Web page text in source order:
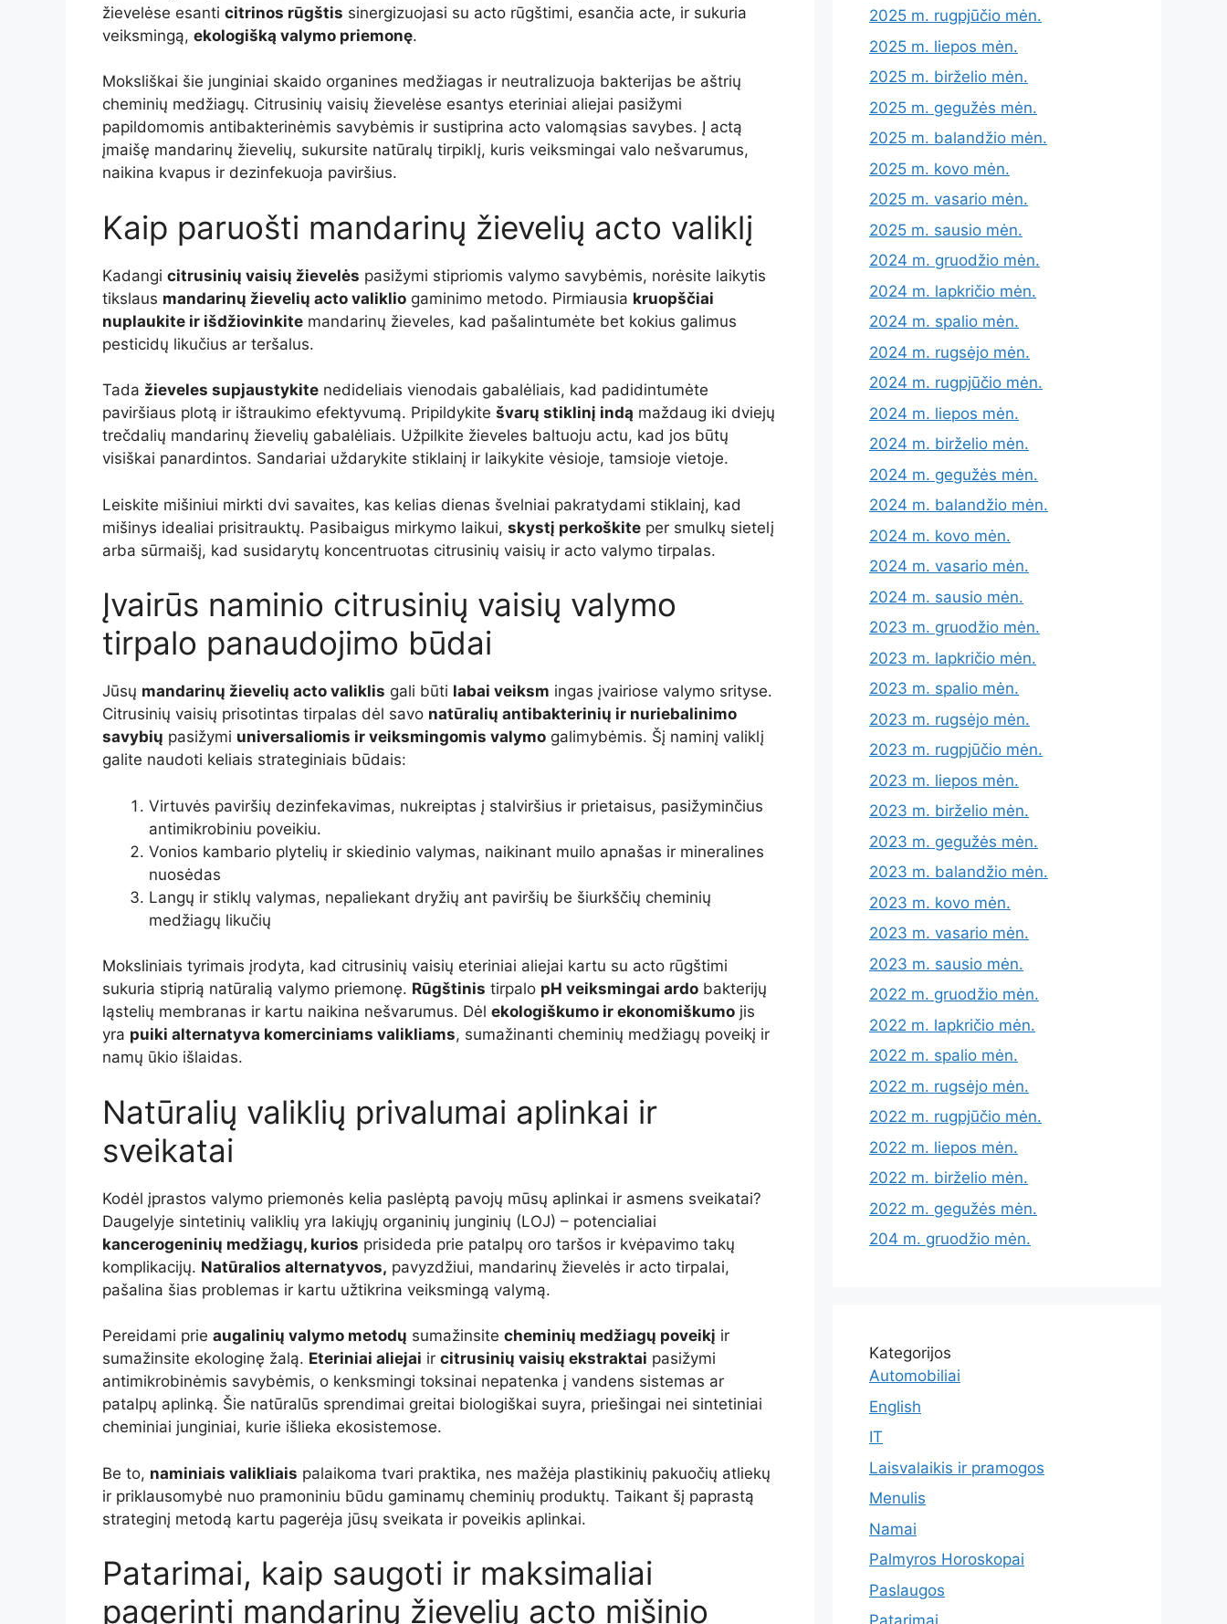
žievelėse esanti citrinos rūgštis sinergizuojasi su acto rūgštimi, esančia acte, ir sukuria
veiksmingą, ekologišką valymo priemonę.
Moksliškai šie junginiai skaido organines medžiagas ir neutralizuoja bakterijas be aštrių
cheminių medžiagų. Citrusinių vaisių žievelėse esantys eteriniai aliejai pasižymi
papildomomis antibakterinėmis savybėmis ir sustiprina acto valomąsias savybes. Į actą
įmaišę mandarinų žievelių, sukursite natūralų tirpiklį, kuris veiksmingai valo nešvarumus,
naikina kvapus ir dezinfekuoja paviršius.
Kaip paruošti mandarinų žievelių acto valiklį
Kadangi citrusinių vaisių žievelės pasižymi stipriomis valymo savybėmis, norėsite laikytis
tikslaus mandarinų žievelių acto valiklio gaminimo metodo. Pirmiausia kruopščiai
nuplaukite ir išdžiovinkite mandarinų žieveles, kad pašalintumėte bet kokius galimus
pesticidų likučius ar teršalus.
Tada žieveles supjaustykite nedideliais vienodais gabalėliais, kad padidintumėte
paviršiaus plotą ir ištraukimo efektyvumą. Pripildykite švarų stiklinį indą maždaug iki dviejų
trečdalių mandarinų žievelių gabalėliais. Užpilkite žieveles baltuoju actu, kad jos būtų
visiškai panardintos. Sandariai uždarykite stiklainį ir laikykite vėsioje, tamsioje vietoje.
Leiskite mišiniui mirkti dvi savaites, kas kelias dienas švelniai pakratydami stiklainį, kad
mišinys idealiai prisitrauktų. Pasibaigus mirkymo laikui, skystį perkoškite per smulkų sietelį
arba sūrmaišį, kad susidarytų koncentruotas citrusinių vaisių ir acto valymo tirpalas.
Įvairūs naminio citrusinių vaisių valymo
tirpalo panaudojimo būdai
Jūsų mandarinų žievelių acto valiklis gali būti labai veiksm ingas įvairiose valymo srityse.
Citrusinių vaisių prisotintas tirpalas dėl savo natūralių antibakterinių ir nuriebalinimo
savybių pasižymi universaliomis ir veiksmingomis valymo galimybėmis. Šį naminį valiklį
galite naudoti keliais strateginiais būdais:
Virtuvės paviršių dezinfekavimas, nukreiptas į stalviršius ir prietaisus, pasižyminčius
antimikrobiniu poveikiu.
Vonios kambario plytelių ir skiedinio valymas, naikinant muilo apnašas ir mineralines
nuosėdas
Langų ir stiklų valymas, nepaliekant dryžių ant paviršių be šiurkščių cheminių
medžiagų likučių
Moksliniais tyrimais įrodyta, kad citrusinių vaisių eteriniai aliejai kartu su acto rūgštimi
sukuria stiprią natūralią valymo priemonę. Rūgštinis tirpalo pH veiksmingai ardo bakterijų
ląstelių membranas ir kartu naikina nešvarumus. Dėl ekologiškumo ir ekonomiškumo jis
yra puiki alternatyva komerciniams valikliams, sumažinanti cheminių medžiagų poveikį ir
namų ūkio išlaidas.
Natūralių valiklių privalumai aplinkai ir
sveikatai
Kodėl įprastos valymo priemonės kelia paslėptą pavojų mūsų aplinkai ir asmens sveikatai?
Daugelyje sintetinių valiklių yra lakiųjų organinių junginių (LOJ) – potencialiai
kancerogeninių medžiagų, kurios prisideda prie patalpų oro taršos ir kvėpavimo takų
komplikacijų. Natūralios alternatyvos, pavyzdžiui, mandarinų žievelės ir acto tirpalai,
pašalina šias problemas ir kartu užtikrina veiksmingą valymą.
Pereidami prie augalinių valymo metodų sumažinsite cheminių medžiagų poveikį ir
sumažinsite ekologinę žalą. Eteriniai aliejai ir citrusinių vaisių ekstraktai pasižymi
antimikrobinėmis savybėmis, o kenksmingi toksinai nepatenka į vandens sistemas ar
patalpų aplinką. Šie natūralūs sprendimai greitai biologiškai suyra, priešingai nei sintetiniai
cheminiai junginiai, kurie išlieka ekosistemose.
Be to, naminiais valikliais palaikoma tvari praktika, nes mažėja plastikinių pakuočių atliekų
ir priklausomybė nuo pramoniniu būdu gaminamų cheminių produktų. Taikant šį paprastą
strateginį metodą kartu pagerėja jūsų sveikata ir poveikis aplinkai.
Patarimai, kaip saugoti ir maksimaliai
pagerinti mandarinų žievelių acto mišinio
2025 m. rugpjūčio mėn.
2025 m. liepos mėn.
2025 m. birželio mėn.
2025 m. gegužės mėn.
2025 m. balandžio mėn.
2025 m. kovo mėn.
2025 m. vasario mėn.
2025 m. sausio mėn.
2024 m. gruodžio mėn.
2024 m. lapkričio mėn.
2024 m. spalio mėn.
2024 m. rugsėjo mėn.
2024 m. rugpjūčio mėn.
2024 m. liepos mėn.
2024 m. birželio mėn.
2024 m. gegužės mėn.
2024 m. balandžio mėn.
2024 m. kovo mėn.
2024 m. vasario mėn.
2024 m. sausio mėn.
2023 m. gruodžio mėn.
2023 m. lapkričio mėn.
2023 m. spalio mėn.
2023 m. rugsėjo mėn.
2023 m. rugpjūčio mėn.
2023 m. liepos mėn.
2023 m. birželio mėn.
2023 m. gegužės mėn.
2023 m. balandžio mėn.
2023 m. kovo mėn.
2023 m. vasario mėn.
2023 m. sausio mėn.
2022 m. gruodžio mėn.
2022 m. lapkričio mėn.
2022 m. spalio mėn.
2022 m. rugsėjo mėn.
2022 m. rugpjūčio mėn.
2022 m. liepos mėn.
2022 m. birželio mėn.
2022 m. gegužės mėn.
204 m. gruodžio mėn.
Kategorijos
Automobiliai
English
IT
Laisvalaikis ir pramogos
Menulis
Namai
Palmyros Horoskopai
Paslaugos